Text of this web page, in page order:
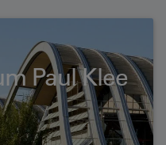
Paul Klee